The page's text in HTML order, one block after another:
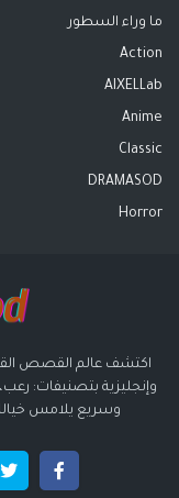
ما وراء السطور
Action
AIXELLab
Anime
Classic
DRAMASOD
Horror
اكتشف عالم القصص
وإنجليزية بتصنيفات:
وسريع يلامس